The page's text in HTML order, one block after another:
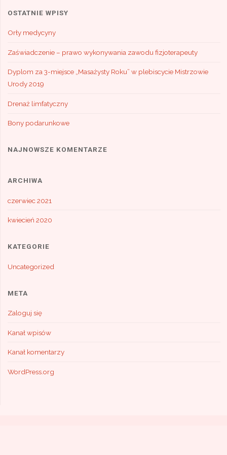
OSTATNIE WPISY
Orły medycyny
Zaświadczenie – prawo wykonywania zawodu fizjoterapeuty
Dyplom za 3-miejsce „Masażysty Roku” w plebiscycie Mistrzowie
Urody 2019
Drenaż limfatyczny
Bony podarunkowe
NAJNOWSZE KOMENTARZE
ARCHIWA
czerwiec 2021
kwiecień 2020
KATEGORIE
Uncategorized
META
Zaloguj się
Kanał wpisów
Kanał komentarzy
WordPress.org